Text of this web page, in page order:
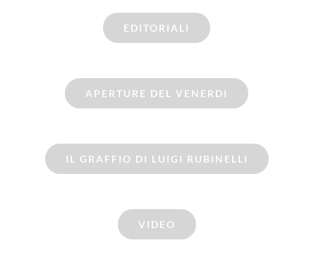
EDITORIALI
APERTURE DEL VENERDI
IL GRAFFIO DI LUIGI RUBINELLI
VIDEO